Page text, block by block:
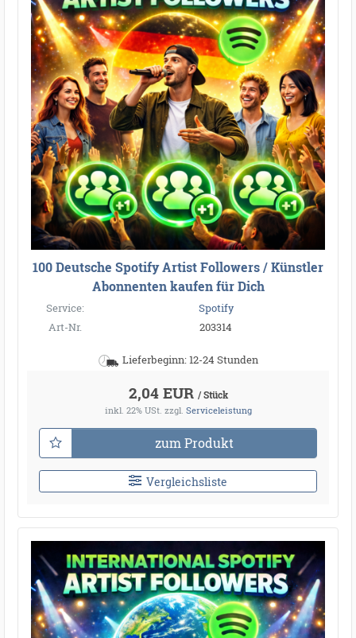
100 Deutsche Spotify Artist Followers / Künstler
Abonnenten kaufen für Dich
Service:
Spotify
Art-Nr.
203314
Lieferbeginn: 12-24 Stunden
2,04 EUR / Stück
inkl. 22% USt. zzgl. Serviceleistung
zum Produkt
Vergleichsliste